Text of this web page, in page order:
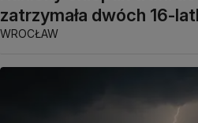
zatrzymała dwóch 16-
WROCŁAW